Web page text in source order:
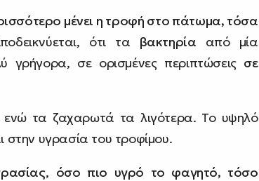
μένει η τροφή στο πάτωμα, τόσα
ότι τα βακτηρία από μία
γρήγορα, σε ορισμένες περιπτώσεις σε
ενώ τα ζαχαρωτά τα λιγότερα. Το υψηλό
στην υγρασία του τροφίμου.
, όσο πιο υγρό το φαγητό, τόσο